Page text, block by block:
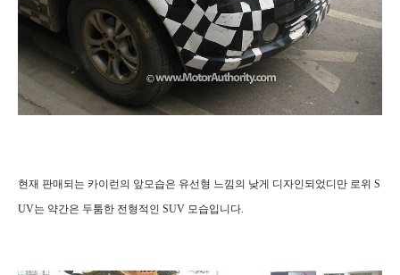
현재 판매되는 카이런의 앞모습은 유선형 느낌의 낮게 디자인되었디만 로위 S
UV는 약간은 두툼한 전형적인 SUV 모습입니다.